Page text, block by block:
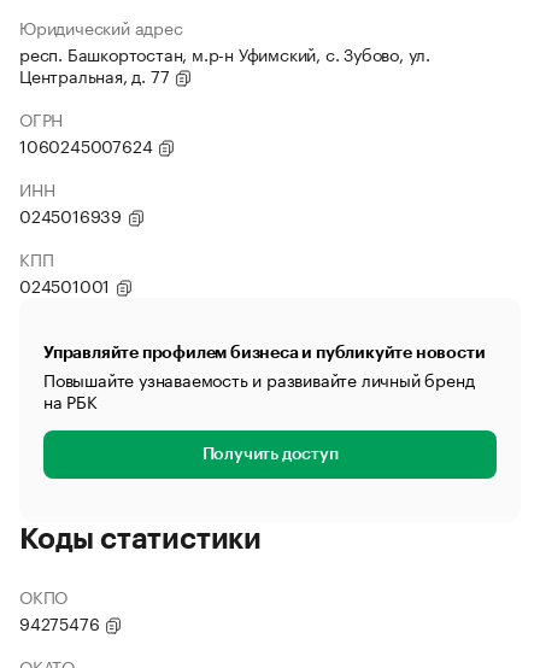
Юридический адрес
респ. Башкортостан, м.р-н Уфимский, с. Зубово, ул.
Центральная, д. 77
ОГРН
1060245007624
ИНН
0245016939
КПП
024501001
Управляйте профилем бизнеса и публикуйте новости
Повышайте узнаваемость и развивайте личный бренд
на РБК
Получить доступ
Коды статистики
ОКПО
94275476